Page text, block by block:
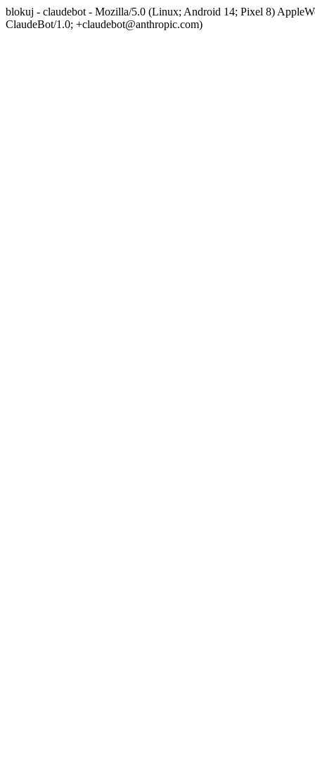
blokuj - claudebot - Mozilla/5.0 (Linux; Android 14; Pixel 8)
ClaudeBot/1.0; +claudebot@anthropic.com)